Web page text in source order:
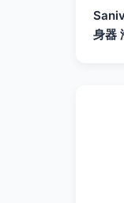
身器